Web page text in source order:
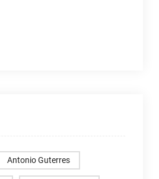
Antonio Guterres